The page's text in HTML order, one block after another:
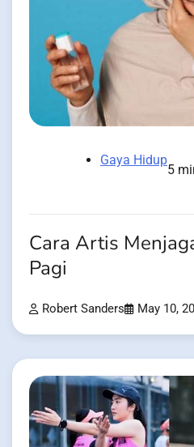
Gaya Hidup
5
Cara Artis
Pagi
Robert Sanders May 10,